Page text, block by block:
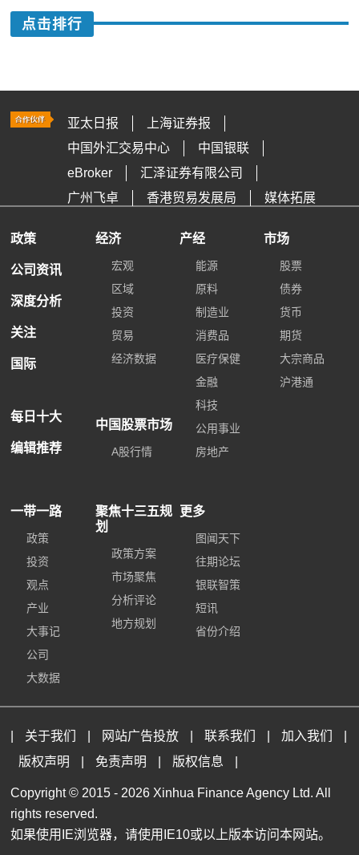
点击排行
亚太日报
上海证券报
中国外汇交易中心
中国银联
eBroker
汇泽证券有限公司
广州飞卓
香港贸易发展局 媒体拓展
政策
公司资讯
深度分析
关注
国际
每日十大
编辑推荐
经济
宏观
区域
投资
贸易
经济数据
中国股票市场
A股行情
产经
能源
原料
制造业
消费品
医疗保健
金融
科技
公用事业
房地产
市场
股票
债券
货币
期货
大宗商品
沪港通
一带一路
政策
投资
观点
产业
大事记
公司
大数据
聚焦十三五规
划
政策方案
市场聚焦
分析评论
地方规划
更多
图闻天下
往期论坛
银联智策
短讯
省份介绍
关于我们 网站广告投放 联系我们 加入我们
版权声明
免责声明 版权信息
Copyright © 2015 - 2026 Xinhua Finance Agency Ltd. All
rights reserved.
如果使用IE浏览器，请使用IE10或以上版本访问本网站。